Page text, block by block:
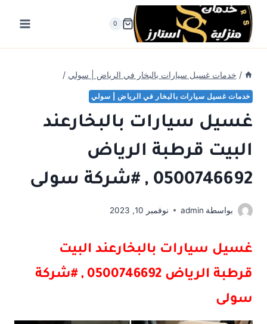
التجاوز
المحتوى
0
/ خدمات غسيل سيارات بالبخار في الرياض | سولي /
خدمات غسيل سيارات بالبخار في الرياض | سولي
غسيل سيارات بالبخارعند
البيت قرطبة الرياض
0500746692 , #شركة سولى
بواسطة admin نوفمبر 10, 2023
غسيل سيارات بالبخارعند البيت
قرطبة
الرياض 0500746692 , #شركة
سولى